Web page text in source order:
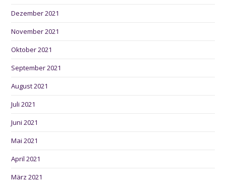
Dezember 2021
November 2021
Oktober 2021
September 2021
August 2021
Juli 2021
Juni 2021
Mai 2021
April 2021
März 2021